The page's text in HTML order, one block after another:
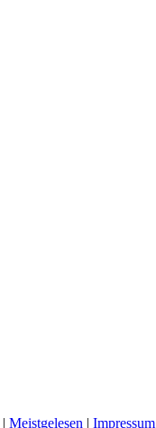
| Meistgelesen | Impressum